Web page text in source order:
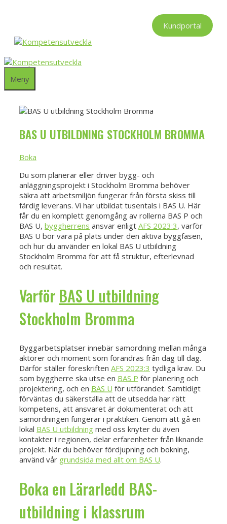
Kundportal
Meny
BAS U UTBILDNING STOCKHOLM BROMMA
Boka
Du som planerar eller driver bygg- och
anläggningsprojekt i Stockholm Bromma behöver
säkra att arbetsmiljön fungerar från första skiss till
färdig leverans. Vi har utbildat tusentals i BAS U. Här
får du en komplett genomgång av rollerna BAS P och
BAS U, byggherrens ansvar enligt AFS 2023:3, varför
BAS U bör vara på plats under den aktiva byggfasen,
och hur du använder en lokal BAS U utbildning
Stockholm Bromma för att få struktur, efterlevnad
och resultat.
Varför BAS U utbildning
Stockholm Bromma
Byggarbetsplatser innebär samordning mellan många
aktörer och moment som förändras från dag till dag.
Därför ställer föreskriften AFS 2023:3 tydliga krav. Du
som byggherre ska utse en BAS P för planering och
projektering, och en BAS U för utförandet. Samtidigt
förväntas du säkerställa att de utsedda har rätt
kompetens, att ansvaret är dokumenterat och att
samordningen fungerar i praktiken. Genom att gå en
lokal BAS U utbildning med oss knyter du även
kontakter i regionen, delar erfarenheter från liknande
projekt. När du behöver fördjupning och bokning,
använd vår grundsida med allt om BAS U.
Boka en Lärarledd BAS-
utbildning i klassrum